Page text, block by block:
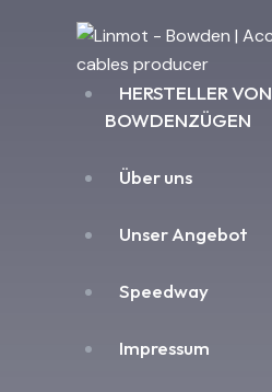
HERSTELLER VON
BOWDENZÜGEN
Über uns
Unser Angebot
Speedway
Impressum